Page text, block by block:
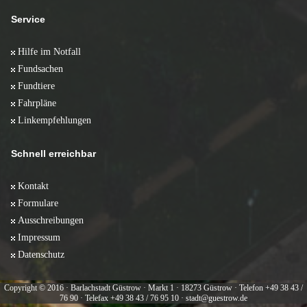
Service
Hilfe im Notfall
Fundsachen
Fundtiere
Fahrpläne
Linkempfehlungen
Schnell erreichbar
Kontakt
Formulare
Ausschreibungen
Impressum
Datenschutz
Copyright © 2016 · Barlachstadt Güstrow · Markt 1 · 18273 Güstrow · Telefon +49 38 43 /
76 90 · Telefax +49 38 43 / 76 95 10 · stadt@guestrow.de